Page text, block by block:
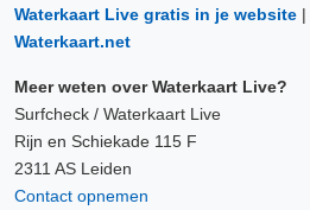
Waterkaart Live gratis in je website |
Waterkaart.net
Meer weten over Waterkaart Live?
Surfcheck / Waterkaart Live
Rijn en Schiekade 115 F
2311 AS Leiden
Contact opnemen